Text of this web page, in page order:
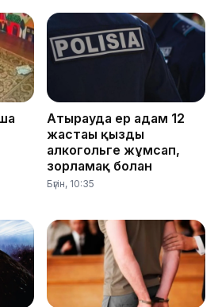
Атырауда ер адам 12
жастағы қызды
алкогольге жұмсап,
зорламақ болған
Бүгін, 10:35